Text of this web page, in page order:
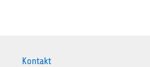
Kontakt